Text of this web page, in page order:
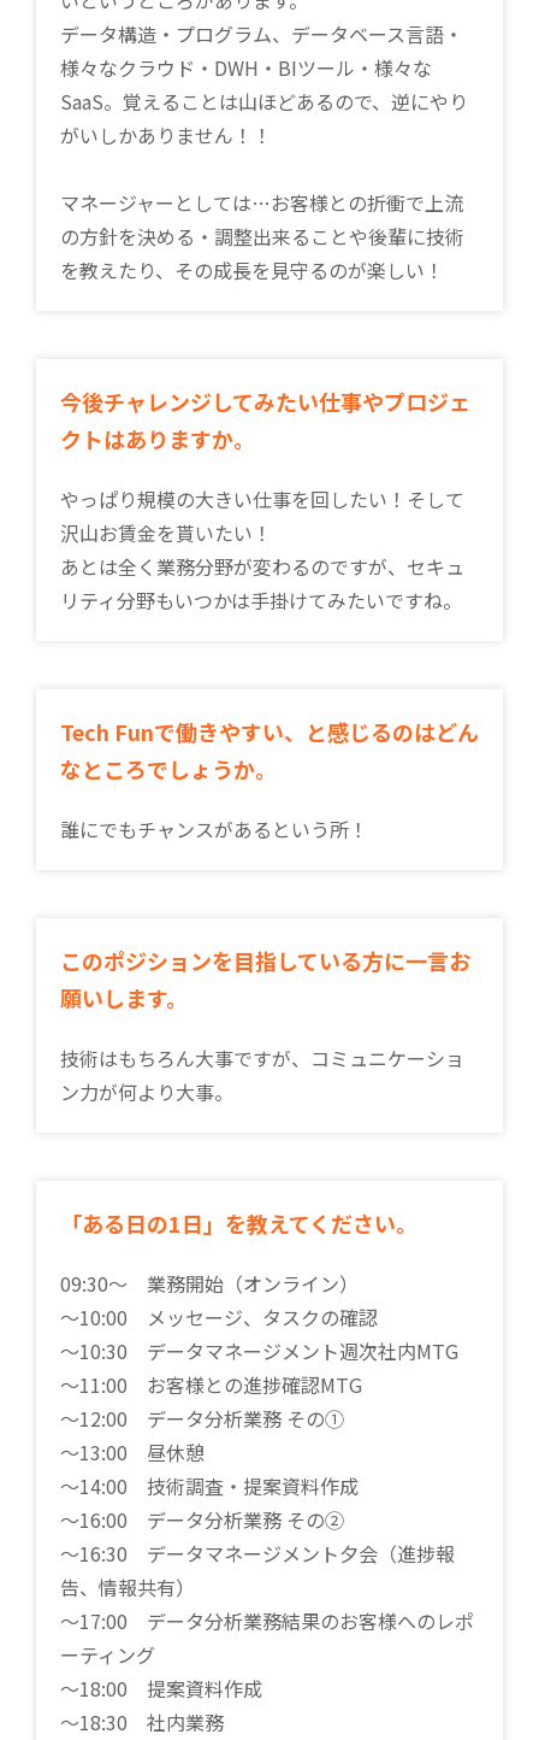
データ構造・プログラム、データベース言語・
様々なクラウド・DWH・BIツール・様々な
SaaS。覚えることは山ほどあるので、逆にやり
がいしかありません！！
マネージャーとしては…お客様との折衝で上流
の方針を決める・調整出来ることや後輩に技術
を教えたり、その成長を見守るのが楽しい！
今後チャレンジしてみたい仕事やプロジェ
クトはありますか。
やっぱり規模の大きい仕事を回したい！そして
沢山お賃金を貰いたい！
あとは全く業務分野が変わるのですが、セキュ
リティ分野もいつかは手掛けてみたいですね。
Tech Funで働きやすい、と感じるのはどん
なところでしょうか。
誰にでもチャンスがあるという所！
このポジションを目指している方に一言お
願いします。
技術はもちろん大事ですが、コミュニケーショ
ン力が何より大事。
「ある日の1日」を教えてください。
09:30～ 業務開始（オンライン）
〜10:00 メッセージ、タスクの確認
～10:30 データマネージメント週次社内MTG
～11:00 お客様との進捗確認MTG
〜12:00 データ分析業務 その①
〜13:00 昼休憩
〜14:00 技術調査・提案資料作成
〜16:00 データ分析業務 その②
〜16:30 データマネージメント夕会（進捗報
告、情報共有）
〜17:00 データ分析業務結果のお客様へのレポ
ーティング
～18:00 提案資料作成
〜18:30 社内業務